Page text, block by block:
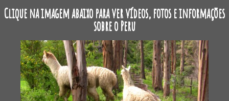
Clique na imagem abaixo para ver vídeos, fotos e informações
sobre o Peru